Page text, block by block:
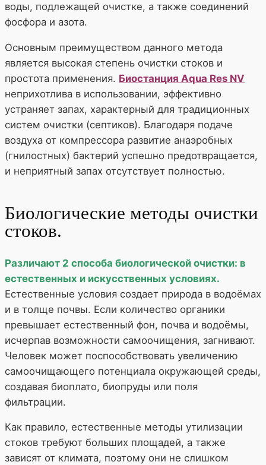
воды, подлежащей очистке, а также соединений
фосфора и азота.
Основным преимуществом данного метода
является высокая степень очистки стоков и
простота применения. Биостанция Aqua Res NV
неприхотлива в использовании, эффективно
устраняет запах, характерный для традиционных
систем очистки (септиков). Благодаря подаче
воздуха от компрессора развитие анаэробных
(гнилостных) бактерий успешно предотвращается,
и неприятный запах отсутствует полностью.
Биологические методы очистки
стоков.
Различают 2 способа биологической очистки: в
естественных и искусственных условиях.
Естественные условия создает природа в водоёмах
и в толще почвы. Если количество органики
превышает естественный фон, почва и водоёмы,
исчерпав возможности самоочищения, загнивают.
Человек может поспособствовать увеличению
самоочищающего потенциала окружающей среды,
создавая биоплато, биопруды или поля
фильтрации.
Как правило, естественные методы утилизации
стоков требуют больших площадей, а также
зависят от климата, поэтому они не слишком